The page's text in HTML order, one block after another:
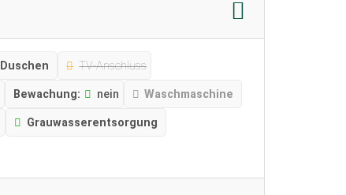
Duschen TV-Anschluss
Bewachung: nein Waschmaschine
Grauwasserentsorgung